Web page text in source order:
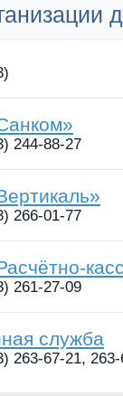
244-88-27
266-01-77
261-27-09
служба
263-67-21,